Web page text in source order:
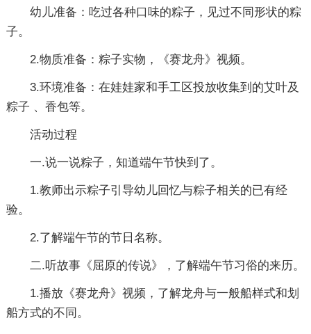
幼儿准备：吃过各种口味的粽子，见过不同形状的粽
子。
2.物质准备：粽子实物，《赛龙舟》视频。
3.环境准备：在娃娃家和手工区投放收集到的艾叶及
粽子 、香包等。
活动过程
一.说一说粽子，知道端午节快到了。
1.教师出示粽子引导幼儿回忆与粽子相关的已有经
验。
2.了解端午节的节日名称。
二.听故事《屈原的传说》，了解端午节习俗的来历。
1.播放《赛龙舟》视频，了解龙舟与一般船样式和划
船方式的不同。